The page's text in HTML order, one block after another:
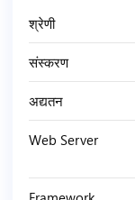
श्रेणी
संस्करण
अद्यतन
Web Server